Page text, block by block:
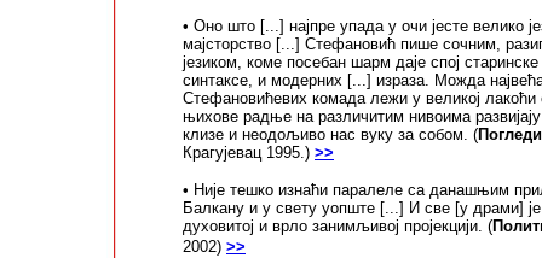
• Оно што [...] најпре упада у очи јесте велико
мајсторство [...] Стефановић пише сочним,
језиком, коме посебан шарм даје спој
синтаксе, и модерних [...] израза. Можда
Стефановићевих комада лежи у великој лакоћи
њихове радње на различитим нивоима
клизе и неодољиво нас вуку за собом. (Погледи
Крагујевац 1995.) >>
• Није тешко изнаћи паралеле са данашњим
Балкану и у свету уопште [...] И све [у драми] је
духовитој и врло занимљивој пројекцији. (
2002) >>